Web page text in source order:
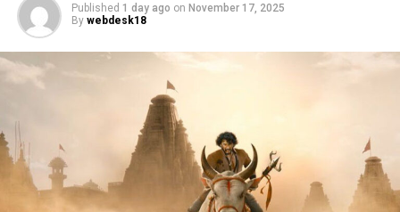
Published 1 day ago on November 17, 2025
By webdesk18